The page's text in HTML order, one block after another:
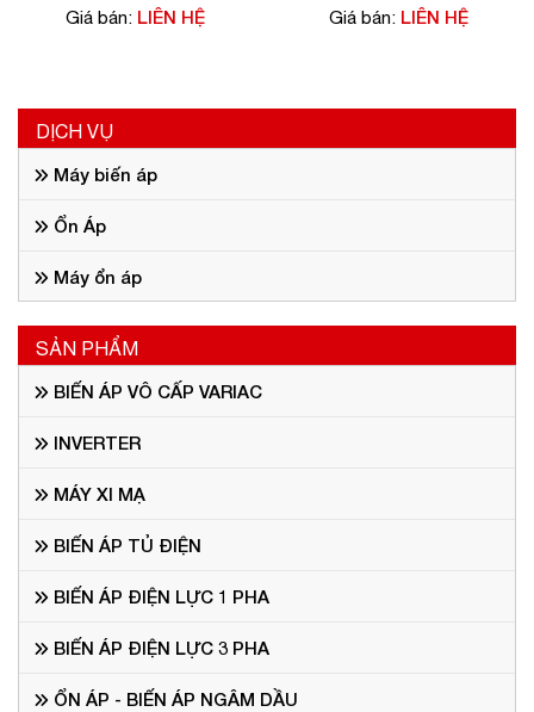
Giá bán: LIÊN HỆ Giá bán: LIÊN HỆ
DỊCH VỤ
Máy biến áp
Ổn Áp
Máy ổn áp
SẢN PHẨM
BIẾN ÁP VÔ CẤP VARIAC
INVERTER
MÁY XI MẠ
BIẾN ÁP TỦ ĐIỆN
BIẾN ÁP ĐIỆN LỰC 1 PHA
BIẾN ÁP ĐIỆN LỰC 3 PHA
ỔN ÁP - BIẾN ÁP NGÂM DẦU